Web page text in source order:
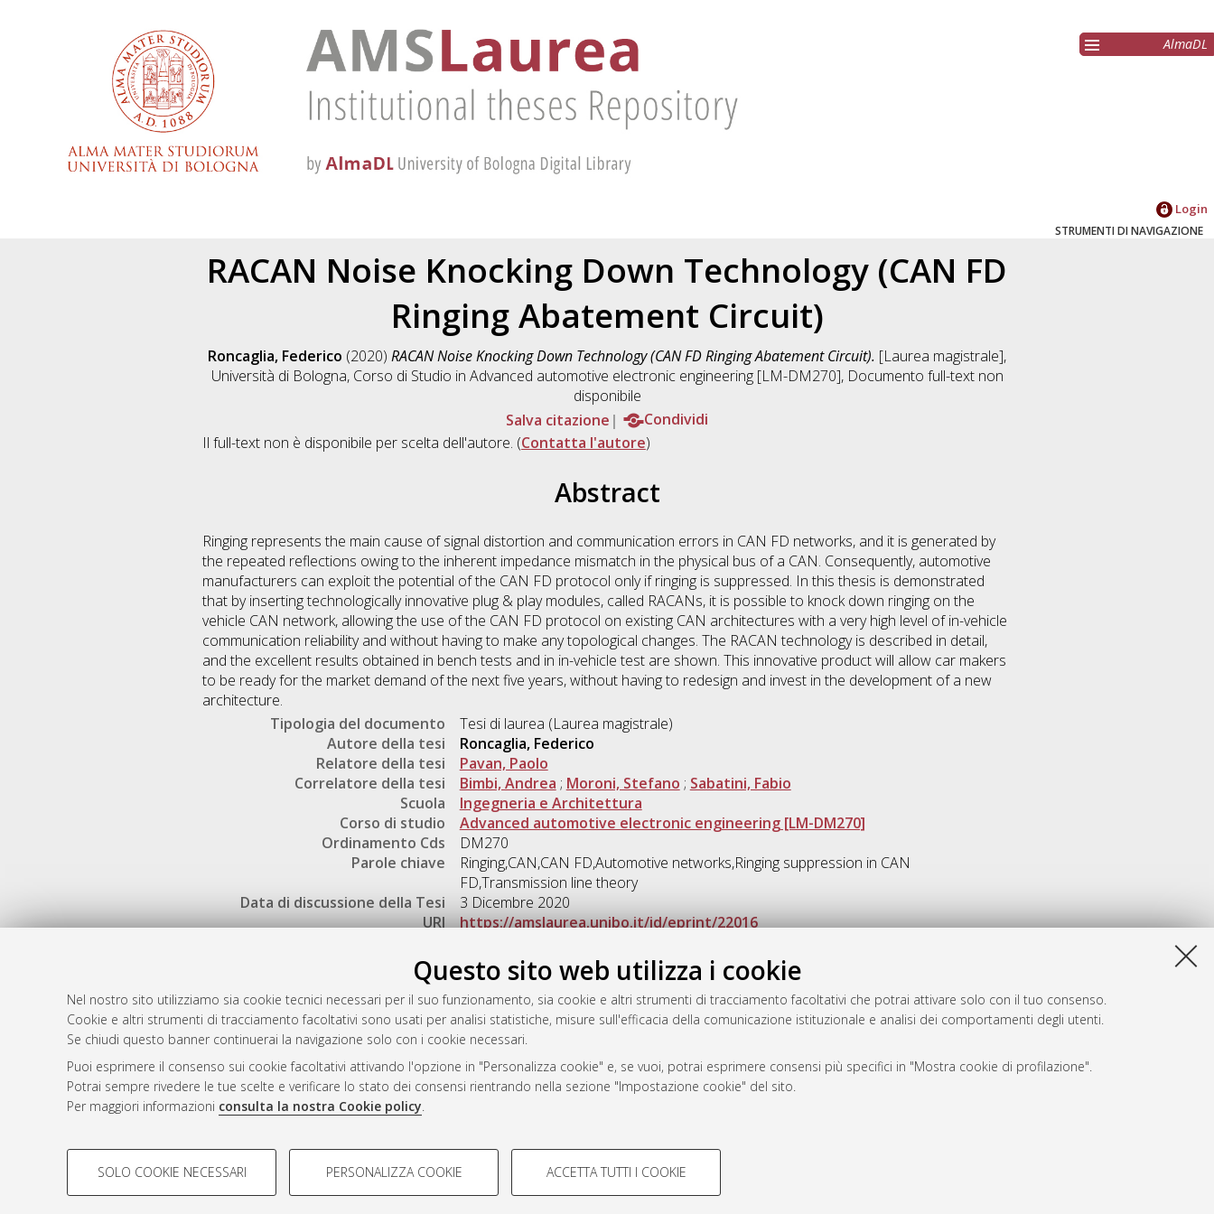
Questo sito web utilizza i cookie
Nel nostro sito utilizziamo sia cookie tecnici necessari per il suo funzionamento, sia cookie e altri strumenti di tracciamento facoltativi che potrai attivare solo con il tuo consenso.
Cookie e altri strumenti di tracciamento facoltativi sono usati per analisi statistiche, misure sull'efficacia della comunicazione istituzionale e analisi dei comportamenti degli utenti.
Se chiudi questo banner continuerai la navigazione solo con i cookie necessari.
Puoi esprimere il consenso sui cookie facoltativi attivando l'opzione in "Personalizza cookie" e, se vuoi, potrai esprimere consensi più specifici in "Mostra cookie di profilazione".
Potrai sempre rivedere le tue scelte e verificare lo stato dei consensi rientrando nella sezione "Impostazione cookie" del sito.
Per maggiori informazioni consulta la nostra Cookie policy.
COOKIE DI PROFILAZIONE - FACOLTATIVI COOKIE TECNICI - NECESSARI
SOLO COOKIE NECESSARI PERSONALIZZA COOKIE ACCETTA TUTTI I COOKIE
AlmaDL
Login
STRUMENTI DI NAVIGAZIONE
RACAN Noise Knocking Down Technology (CAN FD
Ringing Abatement Circuit)
Roncaglia, Federico (2020) RACAN Noise Knocking Down Technology (CAN FD Ringing Abatement Circuit). [Laurea magistrale],
Università di Bologna, Corso di Studio in Advanced automotive electronic engineering [LM-DM270], Documento full-text non
disponibile
Salva citazione
Condividi
Il full-text non è disponibile per scelta dell'autore. (Contatta l'autore)
Abstract
Ringing represents the main cause of signal distortion and communication errors in CAN FD networks, and it is generated by
the repeated reflections owing to the inherent impedance mismatch in the physical bus of a CAN. Consequently, automotive
manufacturers can exploit the potential of the CAN FD protocol only if ringing is suppressed. In this thesis is demonstrated
that by inserting technologically innovative plug & play modules, called RACANs, it is possible to knock down ringing on the
vehicle CAN network, allowing the use of the CAN FD protocol on existing CAN architectures with a very high level of in-vehicle
communication reliability and without having to make any topological changes. The RACAN technology is described in detail,
and the excellent results obtained in bench tests and in in-vehicle test are shown. This innovative product will allow car makers
to be ready for the market demand of the next five years, without having to redesign and invest in the development of a new
architecture.
Tipologia del documento
Tesi di laurea (Laurea magistrale)
Autore della tesi
Roncaglia, Federico
Relatore della tesi
Pavan, Paolo
Correlatore della tesi
Bimbi, Andrea ; Moroni, Stefano ; Sabatini, Fabio
Scuola
Ingegneria e Architettura
Corso di studio
Advanced automotive electronic engineering [LM-DM270]
Ordinamento Cds
DM270
Parole chiave
Ringing,CAN,CAN FD,Automotive networks,Ringing suppression in CAN
FD,Transmission line theory
Data di discussione della Tesi
3 Dicembre 2020
URI
https://amslaurea.unibo.it/id/eprint/22016
Gestione del documento:
Atom
Rss 1.0
Rss 2.0
AMS Laurea
Servizio implementato e gestito da
Impostazioni Cookie
Informativa sulla privacy
Condizioni d’uso del sito